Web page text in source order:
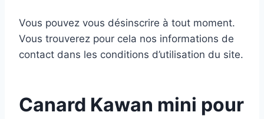
Vous pouvez vous désinscrire à tout moment.
Vous trouverez pour cela nos informations de
contact dans les conditions d’utilisation du site.
Canard Kawan mini pour